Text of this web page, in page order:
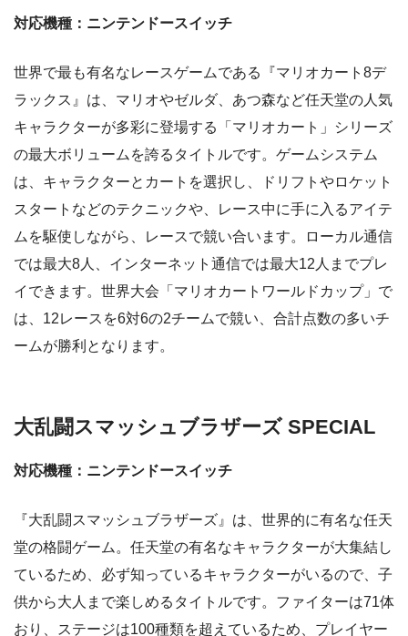
対応機種：ニンテンドースイッチ
世界で最も有名なレースゲームである『マリオカート8デ
ラックス』は、マリオやゼルダ、あつ森など任天堂の人気
キャラクターが多彩に登場する「マリオカート」シリーズ
の最大ボリュームを誇るタイトルです。ゲームシステム
は、キャラクターとカートを選択し、ドリフトやロケット
スタートなどのテクニックや、レース中に手に入るアイテ
ムを駆使しながら、レースで競い合います。ローカル通信
では最大8人、インターネット通信では最大12人までプレ
イできます。世界大会「マリオカートワールドカップ」で
は、12レースを6対6の2チームで競い、合計点数の多いチ
ームが勝利となります。
大乱闘スマッシュブラザーズ SPECIAL
対応機種：ニンテンドースイッチ
『大乱闘スマッシュブラザーズ』は、世界的に有名な任天
堂の格闘ゲーム。任天堂の有名なキャラクターが大集結し
ているため、必ず知っているキャラクターがいるので、子
供から大人まで楽しめるタイトルです。ファイターは71体
おり、ステージは100種類を超えているため、プレイヤー